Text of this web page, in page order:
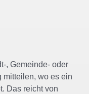
, Gemeinde- oder
mitteilen, wo es ein
Das reicht von